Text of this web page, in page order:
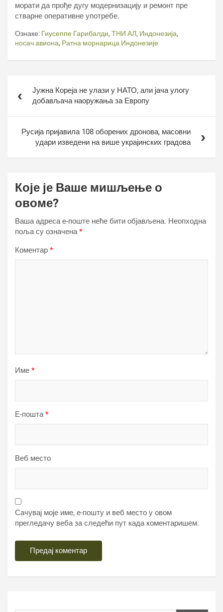
морати да прође дугу модернизацију и ремонт пре
стварне оперативне употребе.
Ознаке: Гиусеппе Гарибалди, ТНИ АЛ, Индонезија,
носач авиона, Ратна морнарица Индонезије
чланкаЈужна Кореја не улази у НАТО, али јача улогу
добављача наоружања за Европу
Русија пријавила 108 оборених дронова, масовни
удари изведени на више украјинских градова
Које је Ваше мишљење о
овоме?
Ваша адреса е-поште неће бити објављена. Неопходна
поља су означена*
Коментар *
Име *
Е-пошта*
Веб место
Сачувај моје име, е-пошту и веб место у овом
прегледачу веба за следећи пут када коментаришем.